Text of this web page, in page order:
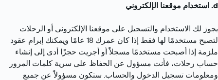
استخدام موقعنا الإلكتروني
يجوز لك الاستخدام والتسجيل على موقعنا الإلكتروني أو الرحلات
لتصبح مستخدمًا لها فقط إذا كان عمرك 18 عامًا ويمكنك إبرام عقود
ملزمة إذا أصبحت مستخدمًا مسجلاً أو أجريت حجزًا أدى إلى إنشاء
حساب رحلات، فأنت مسؤول عن الحفاظ على سرية كلمات المرور
ومعلومات تسجيل الدخول والحساب. ستكون مسؤولاً عن جميع